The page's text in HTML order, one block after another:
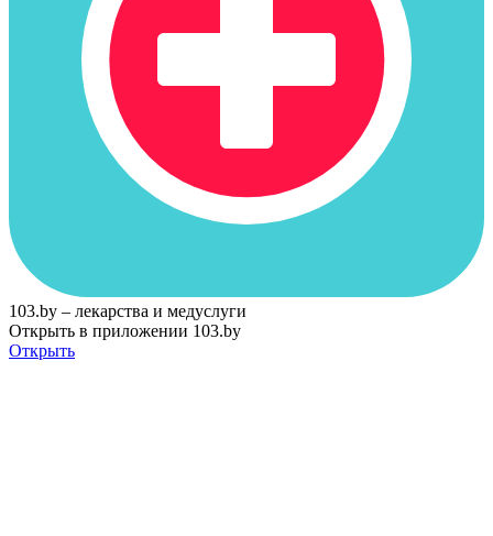
103.by – лекарства и медуслуги
Открыть в приложении 103.by
Открыть